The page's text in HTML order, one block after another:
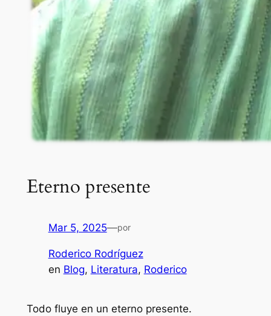
Eterno presente
Mar 5, 2025—por
Roderico Rodríguez
en Blog, Literatura, Roderico
Todo fluye en un eterno presente.